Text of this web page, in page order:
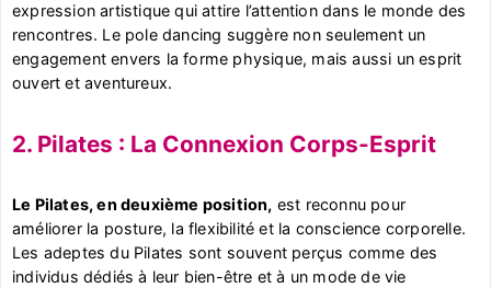
expression artistique qui attire l’attention dans le monde des
rencontres. Le pole dancing suggère non seulement un
engagement envers la forme physique, mais aussi un esprit
ouvert et aventureux.
2. Pilates : La Connexion Corps-Esprit
Le Pilates, en deuxième position, est reconnu pour
améliorer la posture, la flexibilité et la conscience corporelle.
Les adeptes du Pilates sont souvent perçus comme des
individus dédiés à leur bien-être et à un mode de vie